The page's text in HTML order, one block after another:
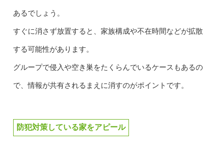
あるでしょう。
すぐに消さず放置すると、家族構成や不在時間などが拡散
する可能性があります。
グループで侵入や空き巣をたくらんでいるケースもあるの
で、情報が共有されるまえに消すのがポイントです。
防犯対策している家をアピール